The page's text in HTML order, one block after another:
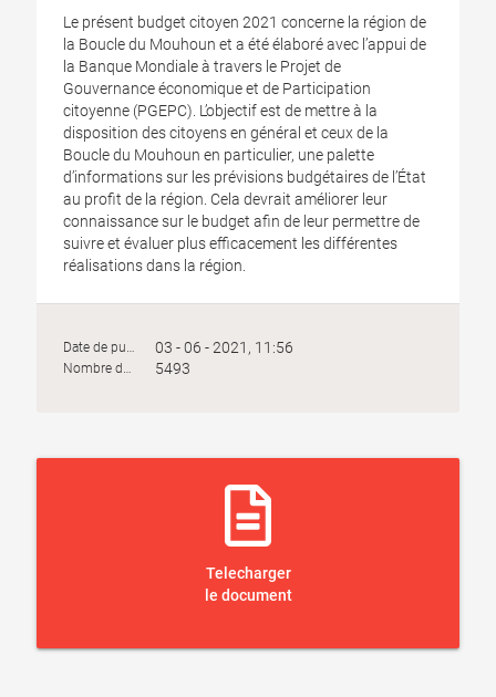
Le présent budget citoyen 2021 concerne la région de
la Boucle du Mouhoun et a été élaboré avec l’appui de
la Banque Mondiale à travers le Projet de
Gouvernance économique et de Participation
citoyenne (PGEPC). L’objectif est de mettre à la
disposition des citoyens en général et ceux de la
Boucle du Mouhoun en particulier, une palette
d’informations sur les prévisions budgétaires de l’État
au profit de la région. Cela devrait améliorer leur
connaissance sur le budget afin de leur permettre de
suivre et évaluer plus efficacement les différentes
réalisations dans la région.
Date de publication : 03 - 06 - 2021, 11:56
Nombre de vues : 5493
Telecharger
le document